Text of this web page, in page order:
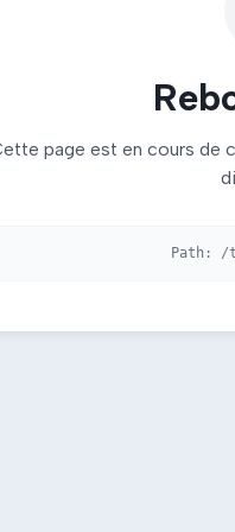
page est en cours de
Path: /